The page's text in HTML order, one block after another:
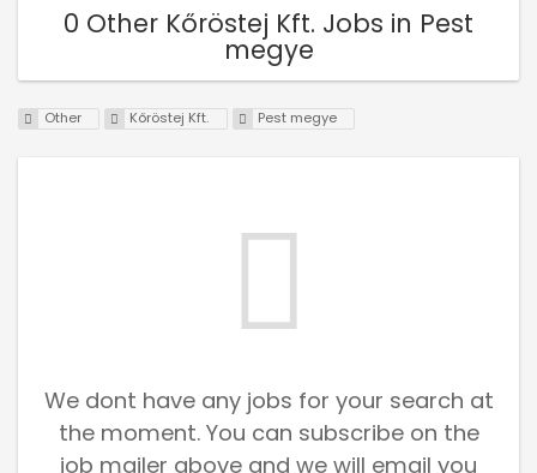
0 Other Kőröstej Kft. Jobs in Pest
megye
Other Kőröstej Kft. Pest megye
We dont have any jobs for your search at
the moment. You can subscribe on the
job mailer above and we will email you